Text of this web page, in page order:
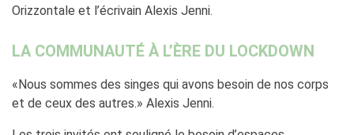
Orizzontale et l’écrivain Alexis Jenni.
LA COMMUNAUTÉ À L’ÈRE DU LOCKDOWN
«Nous sommes des singes qui avons besoin de nos corps
et de ceux des autres.» Alexis Jenni.